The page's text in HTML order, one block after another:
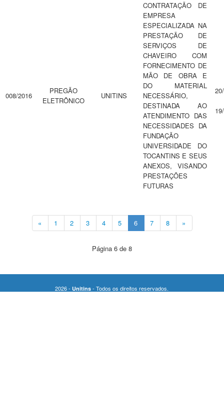
008/2016
PREGÃO
ELETRÔNICO
UNITINS
CONTRATAÇÃO DE
EMPRESA
ESPECIALIZADA NA
PRESTAÇÃO DE
SERVIÇOS DE
CHAVEIRO COM
FORNECIMENTO DE
MÃO DE OBRA E
DO MATERIAL
NECESSÁRIO,
DESTINADA AO
ATENDIMENTO DAS
NECESSIDADES DA
FUNDAÇÃO
UNIVERSIDADE DO
TOCANTINS E SEUS
ANEXOS, VISANDO
PRESTAÇÕES
FUTURAS
« 1 2 3 4 5 6 7 8 »
Página 6 de 8
2026 -Unitins - Todos os direitos reservados.